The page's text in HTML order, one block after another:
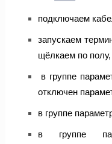
подключаем
запускаем
щёлкаем по
в группе
отключен
в группе
в группе